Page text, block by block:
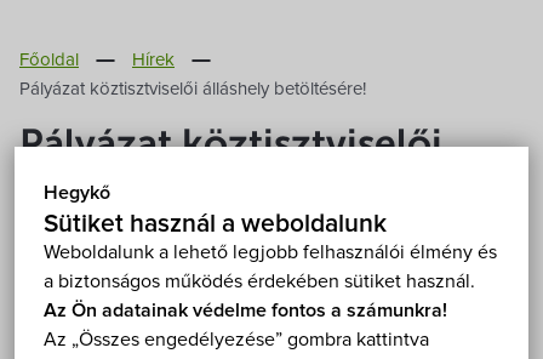
Hegykő
Sütiket használ a weboldalunk
Weboldalunk a lehető legjobb felhasználói élmény és
a biztonságos működés érdekében sütiket használ.
Az Ön adatainak védelme fontos a számunkra!
Az „Összes engedélyezése” gombra kattintva
Megközelítés
Fontos telefonszámok
Földrajzi adottság
Éghajlat
Szabadidő
Éttermek
Programok
Főoldal
Hírek
Pályázat köztisztviselői álláshely betöltésére!
Pályázat köztisztviselői
álláshely betöltésére!
2013. Július 30.
A Hegykői Közös Önkormányzati hivatal pályázatot